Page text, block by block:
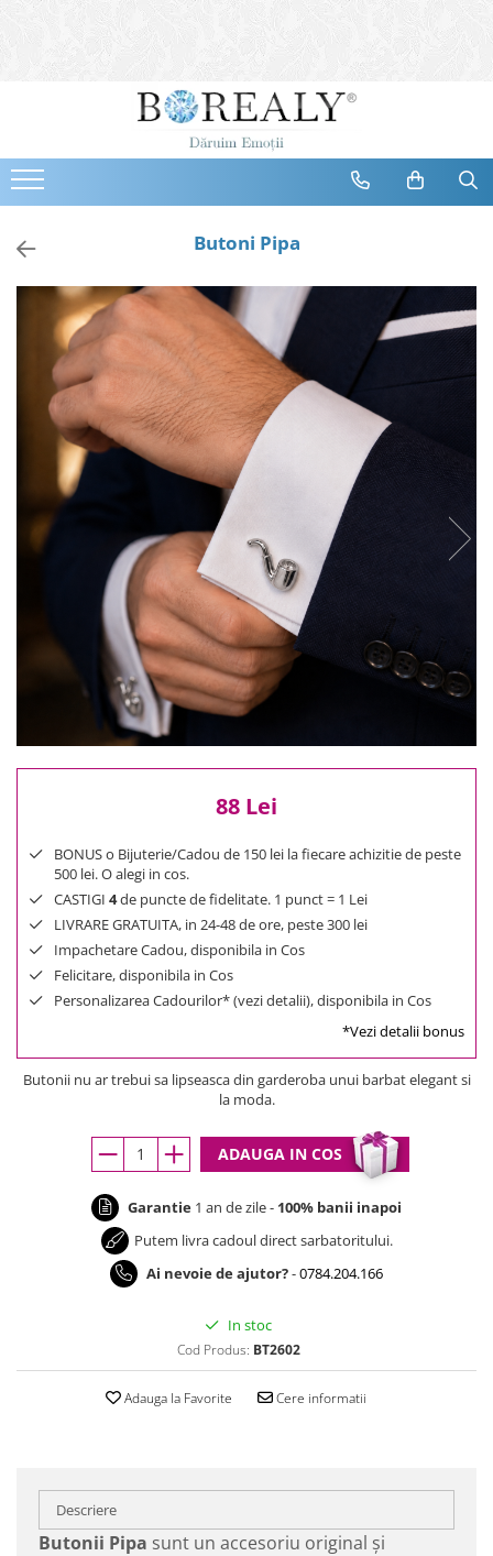
Bijuterii
Cercei
Bratari
Coliere
Brose
Tiare
Destinatari
Bijuterii Femei
Bijuterii Copii
Bijuterii Mirese
Selectii
Reduceri
Cele mai noi
Cele mai vandute
Cele mai votate
0 Lei - 100 Lei
100 Lei - 200 Lei
200 Lei - 300 Lei
300 Lei - 500 Lei
Butoni Pipa
88 Lei
BONUS o Bijuterie/Cadou de 150 lei la fiecare achizitie de peste
500 lei. O alegi in cos.
CASTIGI 4de puncte de fidelitate. 1 punct = 1 Lei
LIVRARE GRATUITA, in 24-48 de ore, peste 300 lei
Impachetare Cadou, disponibila in Cos
Felicitare, disponibila in Cos
Personalizarea Cadourilor* (vezi detalii), disponibila in Cos
*Vezi detalii bonus
Butonii nu ar trebui sa lipseasca din garderoba unui barbat elegant si
la moda.
ADAUGA IN COS
Garantie 1 an de zile - 100% banii inapoi
Putem livra cadoul direct sarbatoritului.
Ai nevoie de ajutor?-0784.204.166
In stoc
Cod Produs: BT2602
Adauga la Favorite Cere informatii
Descriere
Butonii Pipa sunt un accesoriu original și